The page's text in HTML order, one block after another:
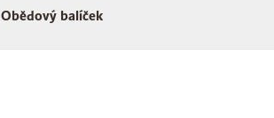
Obědový balíček